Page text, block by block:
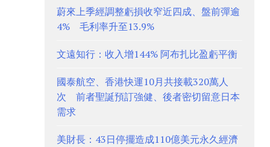
蔚來上季經調整虧損收窄近四成、盤前彈逾
4% 毛利率升至13.9%
文遠知行：收入增144% 阿布扎比盈虧平衡
國泰航空、香港快運10月共接載320萬人
次 前者聖誕預訂強健、後者密切留意日本
需求
美財長：43日停擺造成110億美元永久經濟